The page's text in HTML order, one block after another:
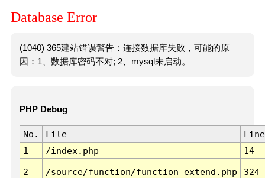
Database Error
(1040) 365建站错误警告：连接数据库失败，可能的原
因：1、数据库密码不对; 2、mysql未启动。
PHP Debug
No. File
Line
1
/index.php 14
2 /source/function/function_extend.php 324